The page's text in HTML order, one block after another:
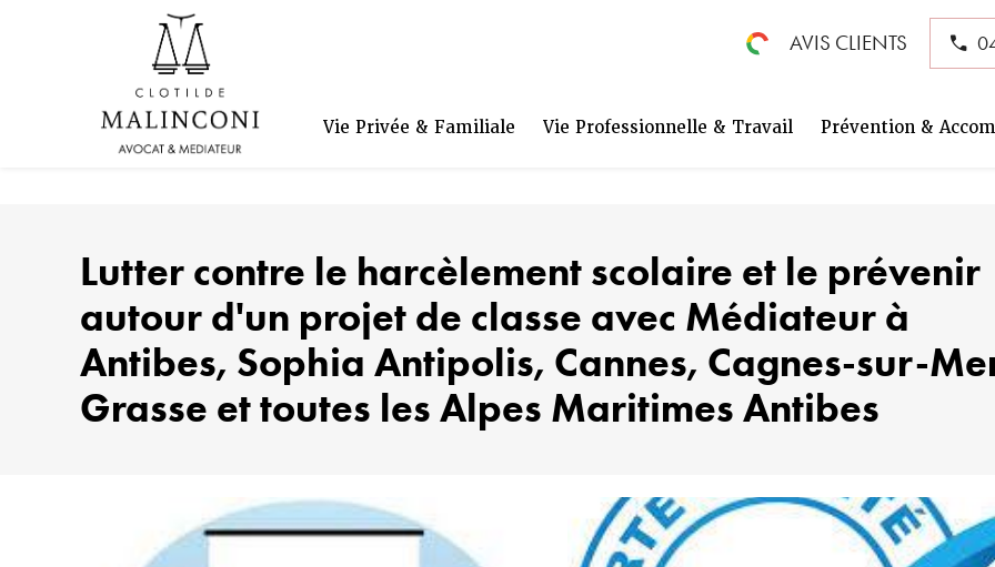
AVIS CLIENTS
Vie Privée & Familiale Vie Professionnelle & Travail Prévention &
Lutter contre le harcèlement scolaire et le prévenir
autour d'un projet de classe avec Médiateur à
Antibes, Sophia Antipolis, Cannes, Cagnes-sur-
Grasse et toutes les Alpes Maritimes Antibes
Panneau de gestion des cookies